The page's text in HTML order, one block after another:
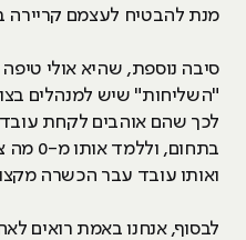
מנת להבטיח לעצמם קריירה
סיבה נוספת, שהיא אולי
"השליחות" שיש למנהלים
לכך שהם אוהבים לקחת
בתחום,
ואותו עובד עבר הכשרה
לבסוף, אנחנו באמת רואים